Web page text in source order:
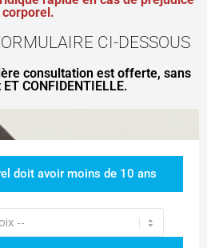
corporel.
CI-DESSOUS
consultation est offerte, sans
CONFIDENTIELLE.
doit avoir moins de 10 ans